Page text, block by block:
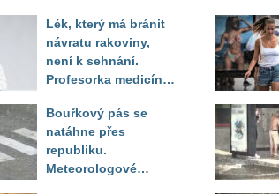
Lék, který má bránit
návratu rakoviny,
není k sehnání.
Profesorka medicíny
pacientka
Bouřkový pás se
natáhne přes
republiku.
Meteorologové